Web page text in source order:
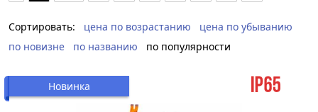
Сортировать: цена по возрастанию
цена по убыванию
по новизне
по названию по популярности
Новинка